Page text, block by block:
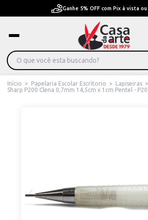
Ganhe 5% OFF com Pix à vista
Início > Papelaria Escolar Escritorio > Lapiseiras >
Sharp P200 Clena 0,7mm 14,5cm x 1cm Pentel -